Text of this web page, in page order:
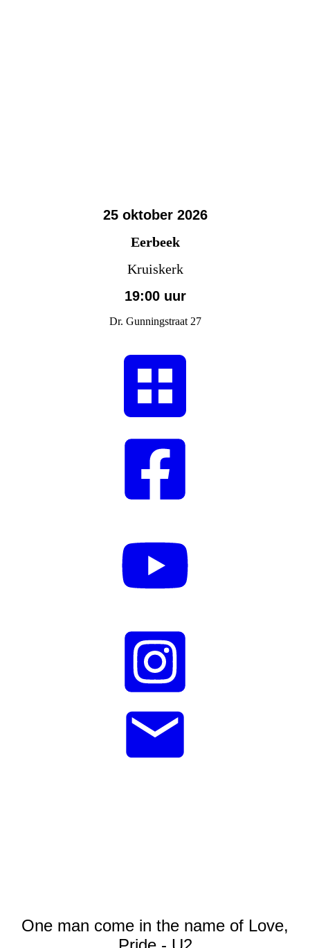
25 oktober 2026
Eerbeek
Kruiskerk
19:00 uur
Dr. Gunningstraat 27
One man come in the name of Love,